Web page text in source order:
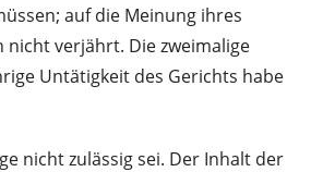
auf die Meinung ihres
nicht verjährt. Die zweimalige
Untätigkeit des Gerichts habe
nicht zulässig sei. Der Inhalt der